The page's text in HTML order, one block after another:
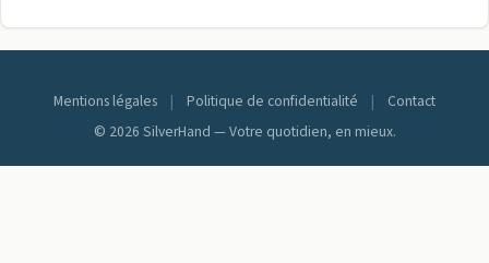
Mentions légales | Politique de confidentialité |
Contact
© 2026 SilverHand — Votre quotidien, en mieux.